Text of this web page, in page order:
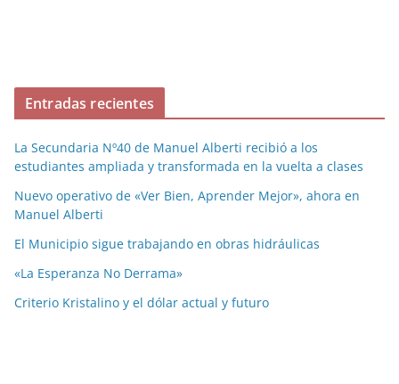
Entradas recientes
La Secundaria Nº40 de Manuel Alberti recibió a los
estudiantes ampliada y transformada en la vuelta a clases
Nuevo operativo de «Ver Bien, Aprender Mejor», ahora en
Manuel Alberti
El Municipio sigue trabajando en obras hidráulicas
«La Esperanza No Derrama»
Criterio Kristalino y el dólar actual y futuro